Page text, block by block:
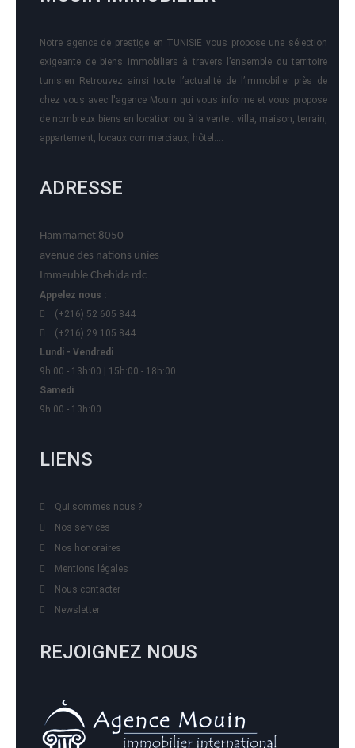
Notre agence de prestige en TUNISIE vous propose une sélection
exigeante de biens immobiliers à travers l’ensemble du territoire
tunisien Retrouvez ainsi toute l’actualité de l’immobilier près de
chez vous avec l'agence Mouin qui vous informe et vous propose
de nombreux biens en location ou à la vente : villa, maison, terrain,
appartement, locaux commerciaux, hôtel….
ADRESSE
Hammamet 8050
avenue des nations unies
Immeuble Chehida rdc
Appelez nous :
(+216) 52 605 844
(+216) 29 105 844
Lundi - Vendredi
9h:00 - 13h:00 | 15h:00 - 18h:00
Samedi
9h:00 - 13h:00
LIENS
Qui sommes nous ?
Nos services
Nos honoraires
Mentions légales
Nous contacter
Newsletter
REJOIGNEZ NOUS